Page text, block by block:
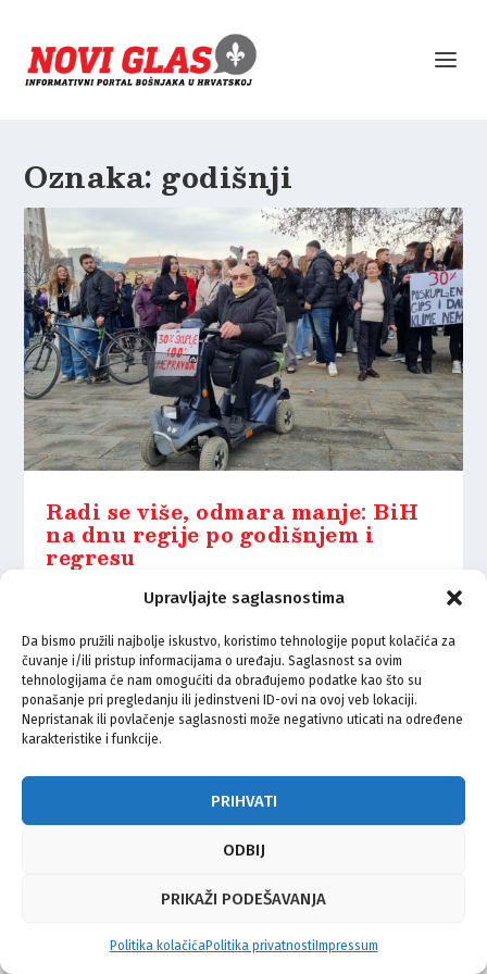
Upravljajte saglasnostima
Da bismo pružili najbolje iskustvo, koristimo tehnologije poput kolačića za
čuvanje i/ili pristup informacijama o uređaju. Saglasnost sa ovim
tehnologijama će nam omogućiti da obrađujemo podatke kao što su
ponašanje pri pregledanju ili jedinstveni ID-ovi na ovoj veb lokaciji.
Nepristanak ili povlačenje saglasnosti može negativno uticati na određene
karakteristike i funkcije.
PRIHVATI
ODBIJ
PRIKAŽI PODEŠAVANJA
Politika kolačićaPolitika privatnosti Impressum
Oznaka:godišnji
Radi se više, odmara manje: BiH
na dnu regije po godišnjem i
regresu
© Vijeće bošnjačke nacionalne manjine Grada Zagreba 2026